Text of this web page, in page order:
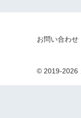
お問い合わせ
© 2019-2026